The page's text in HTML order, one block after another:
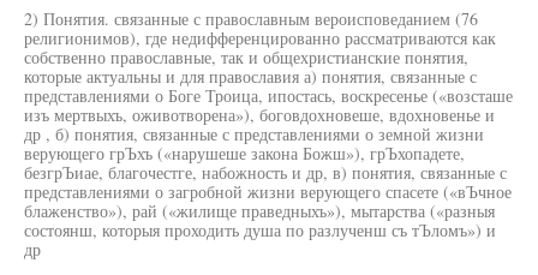
2) Понятия. связанные с православным вероисповеданием (76
религионимов), где недифференцированно рассматриваются как
собственно православные, так и общехристианские понятия,
которые актуальны и для православия а) понятия, связанные с
представлениями о Боге Троица, ипостась, воскресенье («возсташе
изъ мертвыхъ, оживотворена»), боговдохновеше, вдохновенье и
др , б) понятия, связанные с представлениями о земной жизни
верующего грЪхъ («нарушеше закона Божш»), грЪхопадете,
безгрЪиае, благочестге, набожность и др, в) понятия, связанные с
представлениями о загробной жизни верующего спасете («вЪчное
блаженство»), рай («жилище праведныхъ»), мытарства («разныя
состоянш, которыя проходить душа по разлученш съ тЪломъ») и
др